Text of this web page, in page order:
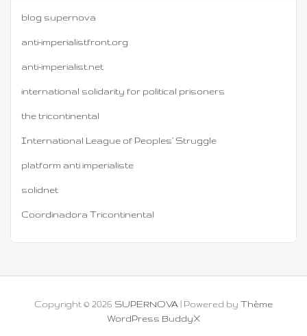
blog supernova
anti-imperialistfront.org
anti-imperialist.net
international solidarity for political prisoners
the tricontinental
International League of Peoples’ Struggle
platform anti imperialiste
solidnet
Coordinadora Tricontinental
Copyright © 2026 SUPERNOVA | Powered by Thème
WordPress BuddyX